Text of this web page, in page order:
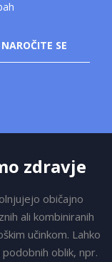
NAROČITE SE
zdravje
običajno
ali kombiniranih
učinkom. Lahko
oblik, npr.